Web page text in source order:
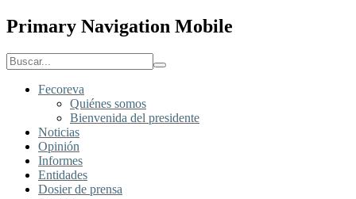
Primary Navigation Mobile
Fecoreva
Quiénes somos
Bienvenida del presidente
Noticias
Opinión
Informes
Entidades
Dosier de prensa